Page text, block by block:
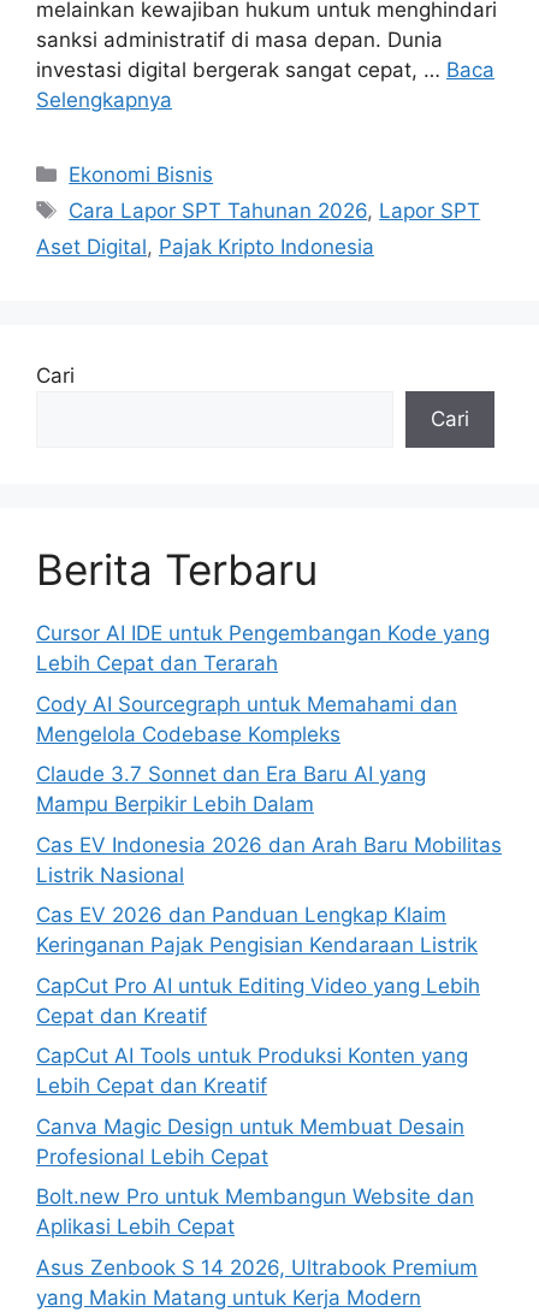
melainkan kewajiban hukum untuk menghindari
sanksi administratif di masa depan. Dunia
investasi digital bergerak sangat cepat, … Baca
Selengkapnya
Kategori
Ekonomi Bisnis
Tag
Cara Lapor SPT Tahunan 2026, Lapor SPT
Aset Digital, Pajak Kripto Indonesia
Cari
Cari
Berita Terbaru
Cursor AI IDE untuk Pengembangan Kode yang
Lebih Cepat dan Terarah
Cody AI Sourcegraph untuk Memahami dan
Mengelola Codebase Kompleks
Claude 3.7 Sonnet dan Era Baru AI yang
Mampu Berpikir Lebih Dalam
Cas EV Indonesia 2026 dan Arah Baru Mobilitas
Listrik Nasional
Cas EV 2026 dan Panduan Lengkap Klaim
Keringanan Pajak Pengisian Kendaraan Listrik
CapCut Pro AI untuk Editing Video yang Lebih
Cepat dan Kreatif
CapCut AI Tools untuk Produksi Konten yang
Lebih Cepat dan Kreatif
Canva Magic Design untuk Membuat Desain
Profesional Lebih Cepat
Bolt.new Pro untuk Membangun Website dan
Aplikasi Lebih Cepat
Asus Zenbook S 14 2026, Ultrabook Premium
yang Makin Matang untuk Kerja Modern